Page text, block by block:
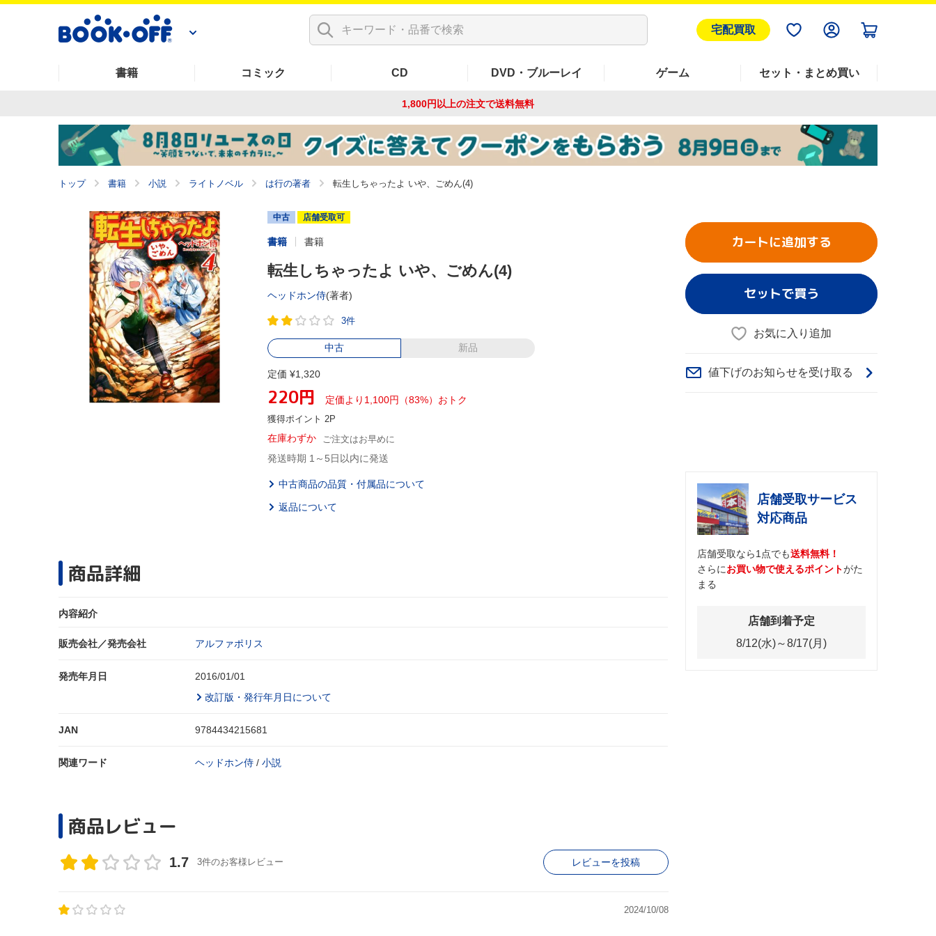
宅配買取
書籍 コミック CD DVD・ブルーレイ ゲーム セット・まとめ買い
1,800円以上の注文で送料無料
トップ 書籍 小説 ライトノベル は行の著者 転生しちゃったよ いや、ごめん(4)
中古 店舗受取可
書籍 書籍
転生しちゃったよ いや、ごめん(4)
ヘッドホン侍(著者)
3件
中古 新品
定価 ¥1,320
220円 定価より1,100円（83%）おトク
獲得ポイント 2P
在庫わずか ご注文はお早めに
発送時期 1～5日以内に発送
中古商品の品質・付属品について
返品について
商品詳細
内容紹介
販売会社／発売会社 アルファポリス
発売年月日
2016/01/01
改訂版・発行年月日について
JAN 9784434215681
関連ワード ヘッドホン侍 / 小説
カートに追加する
セットで買う
お気に入り追加
値下げのお知らせを受け取る
店舗受取サービス
対応商品
店舗受取なら1点でも送料無料！
さらにお買い物で使えるポイントがた
まる
店舗到着予定
8/12(水)～8/17(月)
商品レビュー
1.7 3件のお客様レビュー レビューを投稿
2024/10/08